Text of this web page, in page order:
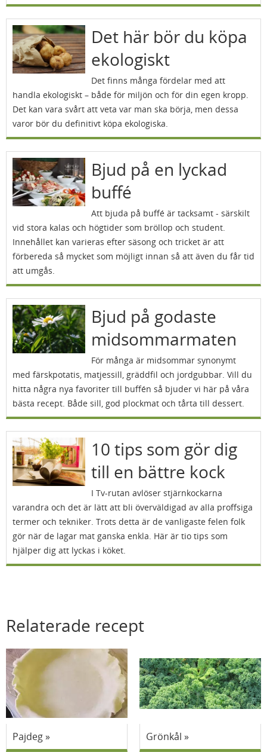
Det här bör du köpa
ekologiskt
Det finns många fördelar med att
handla ekologiskt – både för miljön och för din egen kropp.
Det kan vara svårt att veta var man ska börja, men dessa
varor bör du definitivt köpa ekologiska.
Bjud på en lyckad
buffé
Att bjuda på buffé är tacksamt - särskilt
vid stora kalas och högtider som bröllop och student.
Innehållet kan varieras efter säsong och tricket är att
förbereda så mycket som möjligt innan så att även du får tid
att umgås.
Bjud på godaste
midsommarmaten
För många är midsommar synonymt
med färskpotatis, matjessill, gräddfil och jordgubbar. Vill du
hitta några nya favoriter till buffén så bjuder vi här på våra
bästa recept. Både sill, god plockmat och tårta till dessert.
10 tips som gör dig
till en bättre kock
I Tv-rutan avlöser stjärnkockarna
varandra och det är lätt att bli överväldigad av alla proffsiga
termer och tekniker. Trots detta är de vanligaste felen folk
gör när de lagar mat ganska enkla. Här är tio tips som
hjälper dig att lyckas i köket.
Relaterade recept
Pajdeg Grönkål